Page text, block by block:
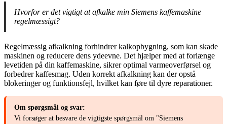
Hvorfor er det vigtigt at afkalke min Siemens kaffemaskine
regelmæssigt?
Regelmæssig afkalkning forhindrer kalkopbygning, som kan skade
maskinen og reducere dens ydeevne. Det hjælper med at forlænge
levetiden på din kaffemaskine, sikrer optimal varmeoverførsel og
forbedrer kaffesmag. Uden korrekt afkalkning kan der opstå
blokeringer og funktionsfejl, hvilket kan føre til dyre reparationer.
Om spørgsmål og svar:
Vi forsøger at besvare de vigtigste spørgsmål om "Siemens